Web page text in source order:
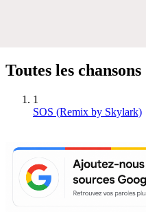
Toutes les chansons
1
SOS (Remix by Skylark)